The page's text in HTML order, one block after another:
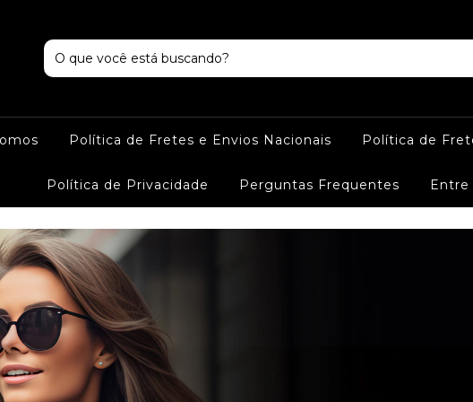
Política de Fretes e Envios Nacionais Política de
Política de Privacidade Perguntas Frequentes Entre